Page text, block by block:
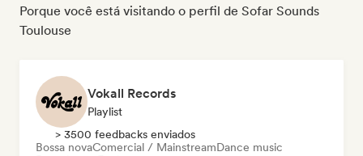
Porque você está visitando o perfil de Sofar Sounds
Toulouse
Vokall Records
Playlist
> 3500 feedbacks enviados
Bossa novaComercial / MainstreamDance music